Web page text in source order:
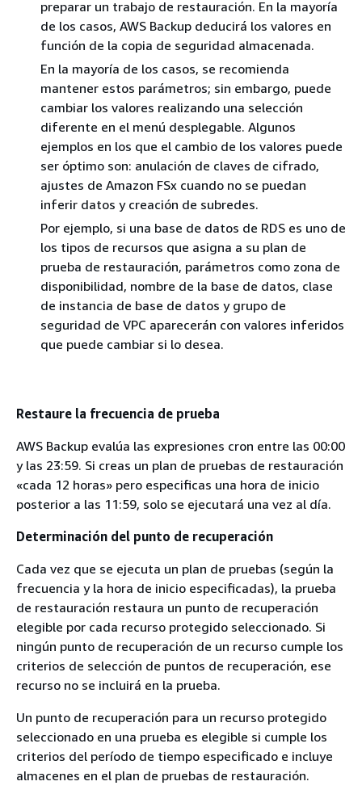
preparar un trabajo de restauración. En la mayoría
de los casos, AWS Backup deducirá los valores en
función de la copia de seguridad almacenada.
En la mayoría de los casos, se recomienda
mantener estos parámetros; sin embargo, puede
cambiar los valores realizando una selección
diferente en el menú desplegable. Algunos
ejemplos en los que el cambio de los valores puede
ser óptimo son: anulación de claves de cifrado,
ajustes de Amazon FSx cuando no se puedan
inferir datos y creación de subredes.
Por ejemplo, si una base de datos de RDS es uno de
los tipos de recursos que asigna a su plan de
prueba de restauración, parámetros como zona de
disponibilidad, nombre de la base de datos, clase
de instancia de base de datos y grupo de
seguridad de VPC aparecerán con valores inferidos
que puede cambiar si lo desea.
Restaure la frecuencia de prueba
AWS Backup evalúa las expresiones cron entre las 00:00
y las 23:59. Si creas un plan de pruebas de restauración
«cada 12 horas» pero especificas una hora de inicio
posterior a las 11:59, solo se ejecutará una vez al día.
Determinación del punto de recuperación
Cada vez que se ejecuta un plan de pruebas (según la
frecuencia y la hora de inicio especificadas), la prueba
de restauración restaura un punto de recuperación
elegible por cada recurso protegido seleccionado. Si
ningún punto de recuperación de un recurso cumple los
criterios de selección de puntos de recuperación, ese
recurso no se incluirá en la prueba.
Un punto de recuperación para un recurso protegido
seleccionado en una prueba es elegible si cumple los
criterios del período de tiempo especificado e incluye
almacenes en el plan de pruebas de restauración.